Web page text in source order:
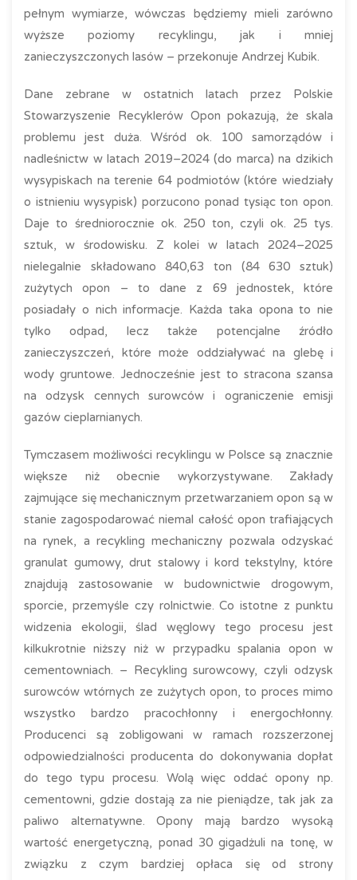
pełnym wymiarze, wówczas będziemy mieli zarówno
wyższe poziomy recyklingu, jak i mniej
zanieczyszczonych lasów – przekonuje Andrzej Kubik.
Dane zebrane w ostatnich latach przez Polskie
Stowarzyszenie Recyklerów Opon pokazują, że skala
problemu jest duża. Wśród ok. 100 samorządów i
nadleśnictw w latach 2019–2024 (do marca) na dzikich
wysypiskach na terenie 64 podmiotów (które wiedziały
o istnieniu wysypisk) porzucono ponad tysiąc ton opon.
Daje to średniorocznie ok. 250 ton, czyli ok. 25 tys.
sztuk, w środowisku. Z kolei w latach 2024–2025
nielegalnie składowano 840,63 ton (84 630 sztuk)
zużytych opon – to dane z 69 jednostek, które
posiadały o nich informacje. Każda taka opona to nie
tylko odpad, lecz także potencjalne źródło
zanieczyszczeń, które może oddziaływać na glebę i
wody gruntowe. Jednocześnie jest to stracona szansa
na odzysk cennych surowców i ograniczenie emisji
gazów cieplarnianych.
Tymczasem możliwości recyklingu w Polsce są znacznie
większe niż obecnie wykorzystywane. Zakłady
zajmujące się mechanicznym przetwarzaniem opon są w
stanie zagospodarować niemal całość opon trafiających
na rynek, a recykling mechaniczny pozwala odzyskać
granulat gumowy, drut stalowy i kord tekstylny, które
znajdują zastosowanie w budownictwie drogowym,
sporcie, przemyśle czy rolnictwie. Co istotne z punktu
widzenia ekologii, ślad węglowy tego procesu jest
kilkukrotnie niższy niż w przypadku spalania opon w
cementowniach. – Recykling surowcowy, czyli odzysk
surowców wtórnych ze zużytych opon, to proces mimo
wszystko bardzo pracochłonny i energochłonny.
Producenci są zobligowani w ramach rozszerzonej
odpowiedzialności producenta do dokonywania dopłat
do tego typu procesu. Wolą więc oddać opony np.
cementowni, gdzie dostają za nie pieniądze, tak jak za
paliwo alternatywne. Opony mają bardzo wysoką
wartość energetyczną, ponad 30 gigadżuli na tonę, w
związku z czym bardziej opłaca się od strony